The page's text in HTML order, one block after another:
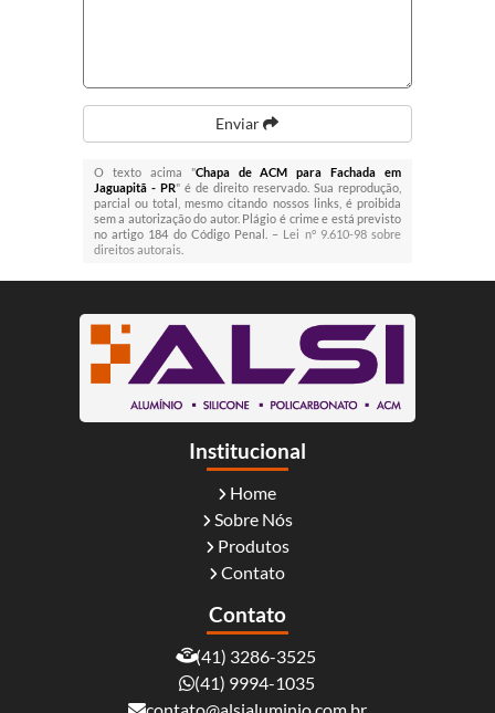
Enviar
O texto acima "Chapa de ACM para Fachada em
Jaguapitã - PR" é de direito reservado. Sua reprodução,
parcial ou total, mesmo citando nossos links, é proibida
sem a autorização do autor. Plágio é crime e está previsto
no artigo 184 do Código Penal. – Lei n° 9.610-98 sobre
direitos autorais.
Institucional
Home
Sobre Nós
Produtos
Contato
Contato
(41) 3286-3525
(41) 9994-1035